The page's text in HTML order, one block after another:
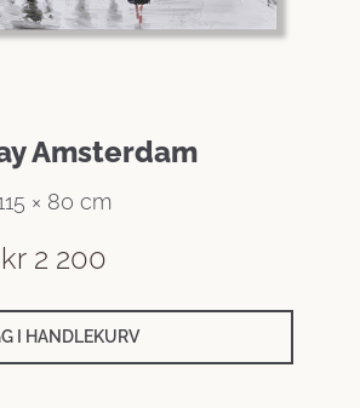
Amsterdam
× 80 cm
kr 2 200
I HANDLEKURV